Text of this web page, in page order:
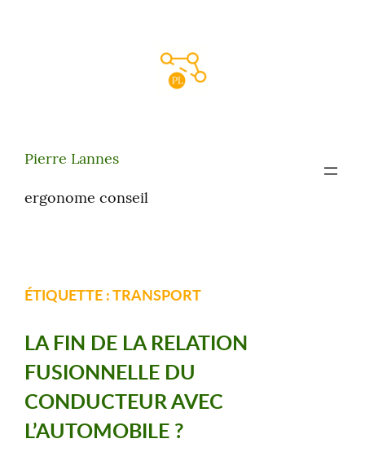
Pierre Lannes
ergonome conseil
ÉTIQUETTE :TRANSPORT
LA FIN DE LA RELATION
FUSIONNELLE DU
CONDUCTEUR AVEC
L’AUTOMOBILE ?